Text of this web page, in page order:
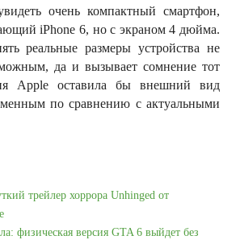
очень компактный смартфон,
iPhone 6, но с экраном 4 дюйма.
реальные размеры устройства не
да и вызывает сомнение тот
Apple оставила бы внешний вид
по сравнению с актуальными
трейлер хоррора Unhinged от
физическая версия GTA 6 выйдет без